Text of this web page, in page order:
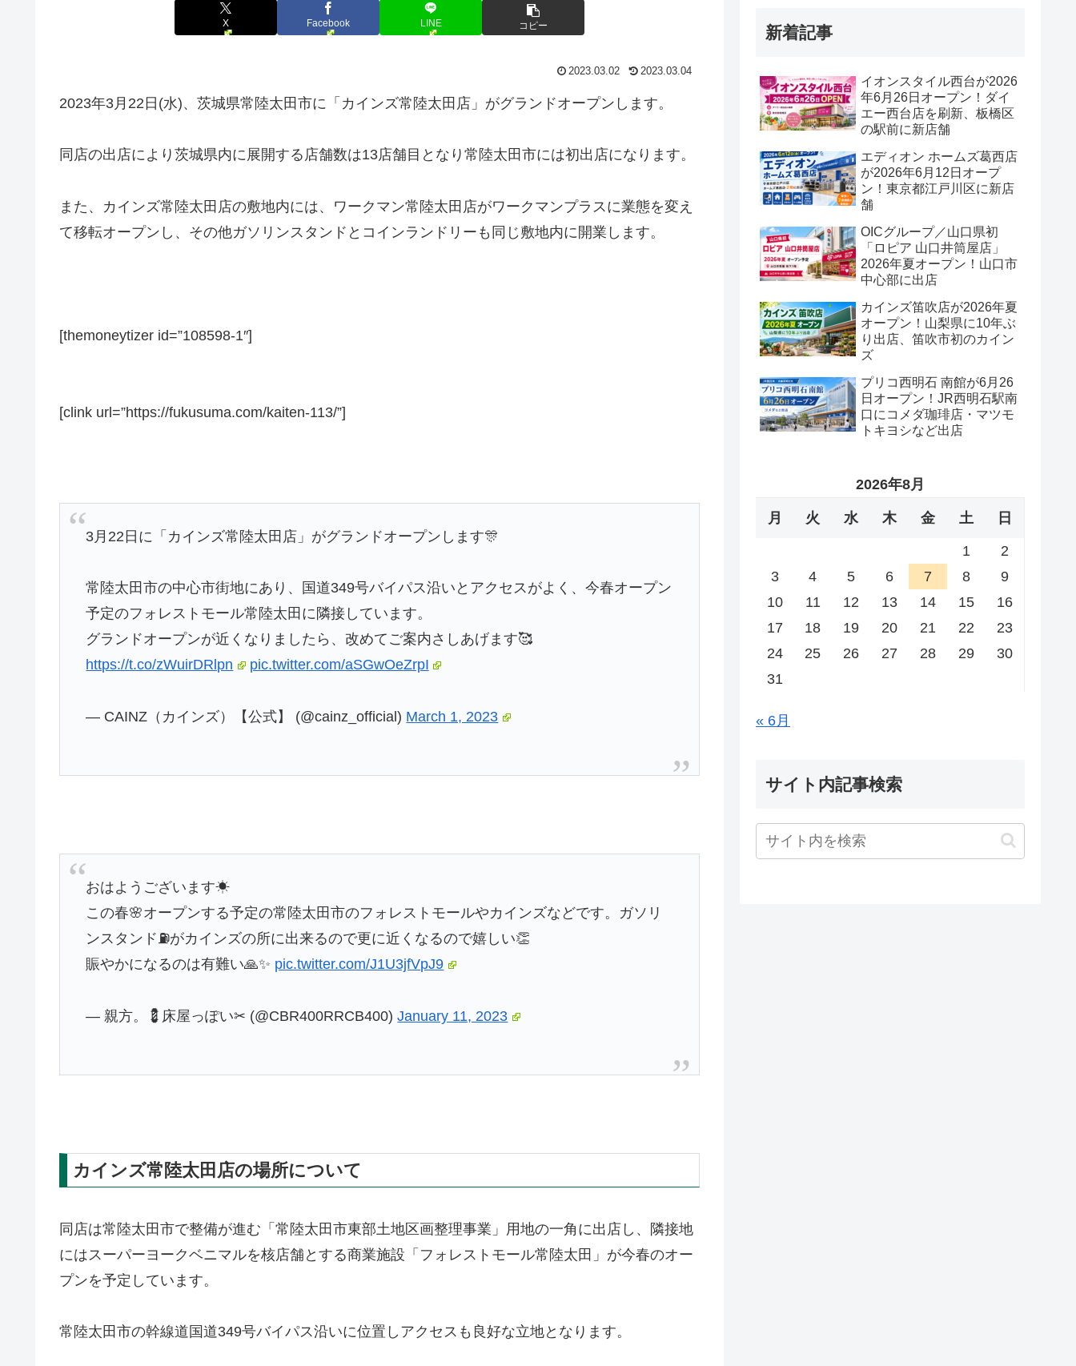
X Facebook LINE コピー
2023.03.02 2023.03.04
2023年3月22日(水)、茨城県常陸太田市に「カインズ常陸太田店」がグランドオープンします。
同店の出店により茨城県内に展開する店舗数は13店舗目となり常陸太田市には初出店になります。
また、カインズ常陸太田店の敷地内には、ワークマン常陸太田店がワークマンプラスに業態を変え
て移転オープンし、その他ガソリンスタンドとコインランドリーも同じ敷地内に開業します。
[themoneytizer id=”108598-1″]
[clink url=”https://fukusuma.com/kaiten-113/”]
3月22日に「カインズ常陸太田店」がグランドオープンします🎊
常陸太田市の中心市街地にあり、国道349号バイパス沿いとアクセスがよく、今春オープン
予定のフォレストモール常陸太田に隣接しています。
グランドオープンが近くなりましたら、改めてご案内さしあげます🥰
https://t.co/zWuirDRlpn
pic.twitter.com/aSGwOeZrpI
— CAINZ（カインズ）【公式】 (@cainz_official) March 1, 2023
おはようございます☀
この春🌸オープンする予定の常陸太田市のフォレストモールやカインズなどです。ガソリ
ンスタンド⛽がカインズの所に出来るので更に近くなるので嬉しい👏
賑やかになるのは有難い🙏✨ pic.twitter.com/J1U3jfVpJ9
— 親方。💈床屋っぽい✂ (@CBR400RRCB400)January 11, 2023
カインズ常陸太田店の場所について
同店は常陸太田市で整備が進む「常陸太田市東部土地区画整理事業」用地の一角に出店し、隣接地
にはスーパーヨークベニマルを核店舗とする商業施設「フォレストモール常陸太田」が今春のオー
プンを予定しています。
常陸太田市の幹線道国道349号バイパス沿いに位置しアクセスも良好な立地となります。
新着記事
イオンスタイル西台が2026
年6月26日オープン！ダイ
エー西台店を刷新、板橋区
の駅前に新店舗
エディオン ホームズ葛西店
が2026年6月12日オープ
ン！東京都江戸川区に新店
舗
OICグループ／山口県初
「ロピア 山口井筒屋店」
2026年夏オープン！山口市
中心部に出店
カインズ笛吹店が2026年夏
オープン！山梨県に10年ぶ
り出店、笛吹市初のカイン
ズ
プリコ西明石 南館が6月26
日オープン！JR西明石駅南
口にコメダ珈琲店・マツモ
トキヨシなど出店
2026年8月
月 火 水 木 金 土 日
1
2
3
4 5 6 7 8
9
10
11 12 13 14 15
16
17
18 19 20 21 22
23
24
25 26 27 28 29
30
31
« 6月
サイト内記事検索